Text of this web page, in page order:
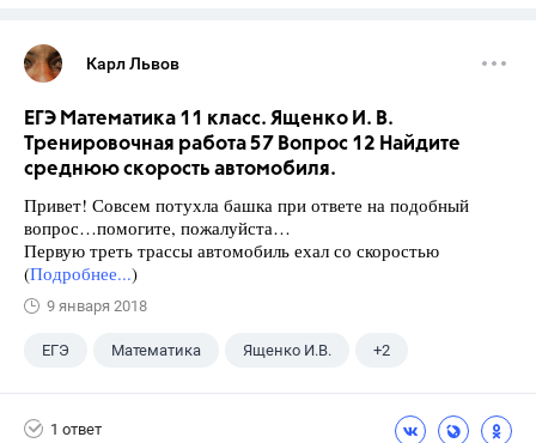
Карл Львов
ЕГЭ Математика 11 класс. Ященко И. В.
Тренировочная работа 57 Вопрос 12 Найдите
среднюю скорость автомобиля.
Привет! Совсем потухла башка при ответе на подобный
вопрос…помогите, пожалуйста…
Первую треть трассы автомобиль ехал со скоростью
(Подробнее...)
9 января 2018
ЕГЭ Математика Ященко И.В. +2
1 ответ